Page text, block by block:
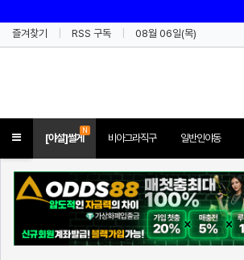
즐겨찾기
RSS 구독 08월 06일(목)
Toggle[야설]썰게
N
비아그라직구 일반인야동